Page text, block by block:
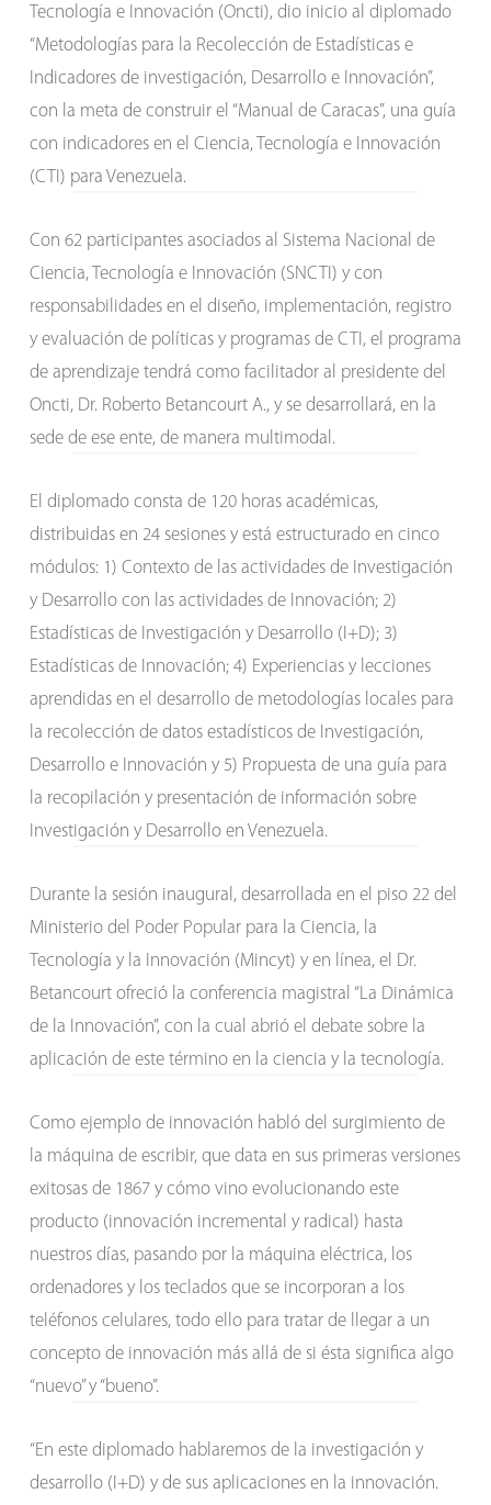
Tecnología e Innovación (Oncti), dio inicio al diplomado
“Metodologías para la Recolección de Estadísticas e
Indicadores de investigación, Desarrollo e Innovación”,
con la meta de construir el “Manual de Caracas”, una guía
con indicadores en el Ciencia, Tecnología e Innovación
(CTI) para Venezuela.
Con 62 participantes asociados al Sistema Nacional de
Ciencia, Tecnología e Innovación (SNCTI) y con
responsabilidades en el diseño, implementación, registro
y evaluación de políticas y programas de CTI, el programa
de aprendizaje tendrá como facilitador al presidente del
Oncti, Dr. Roberto Betancourt A., y se desarrollará, en la
sede de ese ente, de manera multimodal.
El diplomado consta de 120 horas académicas,
distribuidas en 24 sesiones y está estructurado en cinco
módulos: 1) Contexto de las actividades de Investigación
y Desarrollo con las actividades de Innovación; 2)
Estadísticas de Investigación y Desarrollo (I+D); 3)
Estadísticas de Innovación; 4) Experiencias y lecciones
aprendidas en el desarrollo de metodologías locales para
la recolección de datos estadísticos de Investigación,
Desarrollo e Innovación y 5) Propuesta de una guía para
la recopilación y presentación de información sobre
Investigación y Desarrollo en Venezuela.
Durante la sesión inaugural, desarrollada en el piso 22 del
Ministerio del Poder Popular para la Ciencia, la
Tecnología y la Innovación (Mincyt) y en línea, el Dr.
Betancourt ofreció la conferencia magistral “La Dinámica
de la Innovación”, con la cual abrió el debate sobre la
aplicación de este término en la ciencia y la tecnología.
Como ejemplo de innovación habló del surgimiento de
la máquina de escribir, que data en sus primeras versiones
exitosas de 1867 y cómo vino evolucionando este
producto (innovación incremental y radical) hasta
nuestros días, pasando por la máquina eléctrica, los
ordenadores y los teclados que se incorporan a los
teléfonos celulares, todo ello para tratar de llegar a un
concepto de innovación más allá de si ésta significa algo
“nuevo” y “bueno”.
“En este diplomado hablaremos de la investigación y
desarrollo (I+D) y de sus aplicaciones en la innovación.